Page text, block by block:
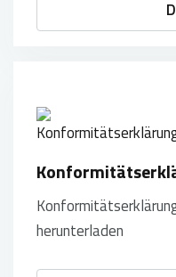
herunterladen